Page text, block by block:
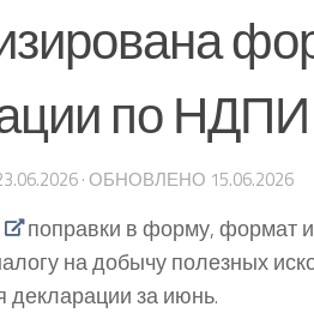
по НДПИ
· ОБНОВЛЕНО 15.06.2026
поправки в форму, формат
на добычу полезных
декларации за июнь.